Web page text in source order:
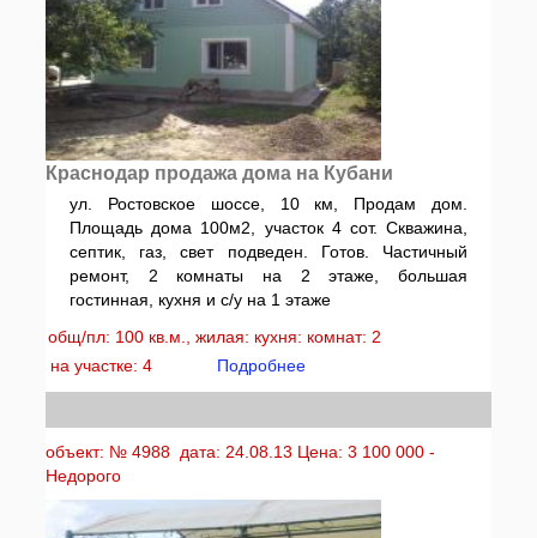
Краснодар продажа дома на Кубани
ул. Ростовское шоссе, 10 км, Продам дом.
Площадь дома 100м2, участок 4 сот. Скважина,
септик, газ, свет подведен. Готов. Частичный
ремонт, 2 комнаты на 2 этаже, большая
гостинная, кухня и с/у на 1 этаже
общ/пл: 100 кв.м., жилая: кухня: комнат: 2
на участке: 4
Подробнее
объект: № 4988 дата: 24.08.13 Цена: 3 100 000 -
Недорого